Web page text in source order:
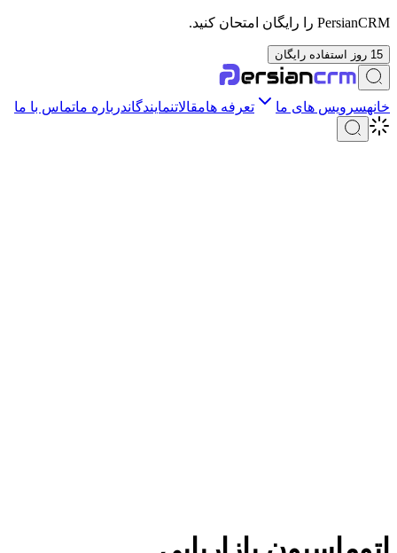
PersianCRM را رایگان امتحان کنید.
15 روز استفاده رایگان
خانهسرویس های ما تعرفه هامقالاتنمایندگاندرباره ماتماس با ما